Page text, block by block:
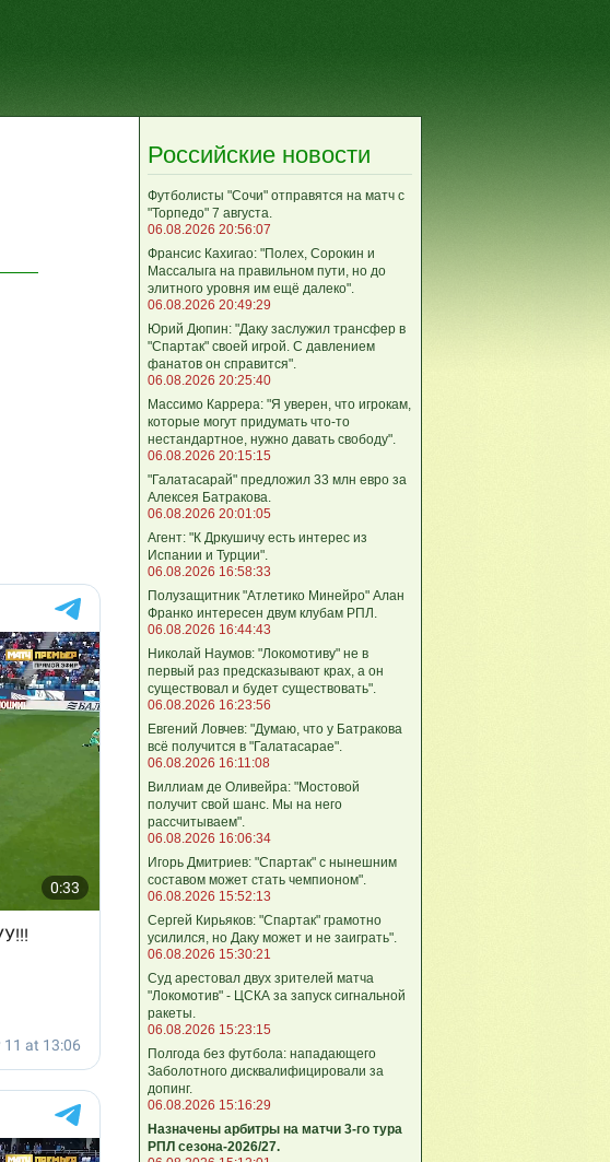
Российские новости
Футболисты "Сочи" отправятся на матч с
"Торпедо" 7 августа.
06.08.2026 20:56:07
Франсис Кахигао: "Полех, Сорокин и
Массалыга на правильном пути, но до
элитного уровня им ещё далеко".
06.08.2026 20:49:29
Юрий Дюпин: "Даку заслужил трансфер в
"Спартак" своей игрой. С давлением
фанатов он справится".
06.08.2026 20:25:40
Массимо Каррера: "Я уверен, что игрокам,
которые могут придумать что-то
нестандартное, нужно давать свободу".
06.08.2026 20:15:15
"Галатасарай" предложил 33 млн евро за
Алексея Батракова.
06.08.2026 20:01:05
Агент: "К Дркушичу есть интерес из
Испании и Турции".
06.08.2026 16:58:33
Полузащитник "Атлетико Минейро" Алан
Франко интересен двум клубам РПЛ.
06.08.2026 16:44:43
Николай Наумов: "Локомотиву" не в
первый раз предсказывают крах, а он
существовал и будет существовать".
06.08.2026 16:23:56
Евгений Ловчев: "Думаю, что у Батракова
всё получится в "Галатасарае".
06.08.2026 16:11:08
Виллиам де Оливейра: "Мостовой
получит свой шанс. Мы на него
рассчитываем".
06.08.2026 16:06:34
Игорь Дмитриев: "Спартак" с нынешним
составом может стать чемпионом".
06.08.2026 15:52:13
Сергей Кирьяков: "Спартак" грамотно
усилился, но Даку может и не заиграть".
06.08.2026 15:30:21
Суд арестовал двух зрителей матча
"Локомотив" - ЦСКА за запуск сигнальной
ракеты.
06.08.2026 15:23:15
Полгода без футбола: нападающего
Заболотного дисквалифицировали за
допинг.
06.08.2026 15:16:29
Назначены арбитры на матчи 3-го тура
РПЛ сезона-2026/27.